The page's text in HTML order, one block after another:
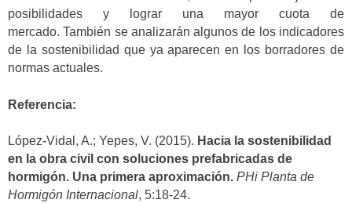
posibilidades y lograr una mayor cuota de
mercado. También se analizarán algunos de los indicadores
de la sostenibilidad que ya aparecen en los borradores de
normas actuales.
Referencia:
López-Vidal, A.; Yepes, V. (2015). Hacia la sostenibilidad
en la obra civil con soluciones prefabricadas de
hormigón. Una primera aproximación. PHi Planta de
Hormigón Internacional, 5:18-24.